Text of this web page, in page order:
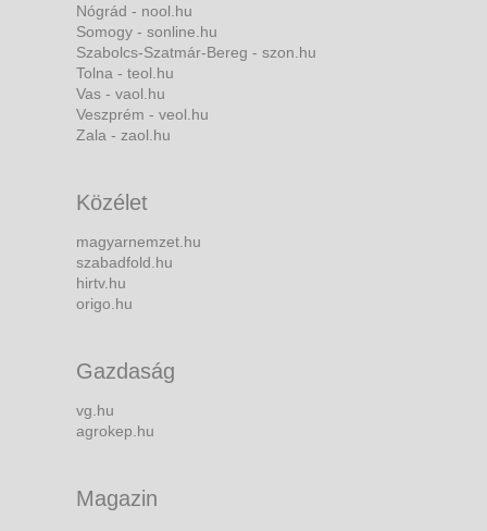
Nógrád - nool.hu
Somogy - sonline.hu
Szabolcs-Szatmár-Bereg - szon.hu
Tolna - teol.hu
Vas - vaol.hu
Veszprém - veol.hu
Zala - zaol.hu
Közélet
magyarnemzet.hu
szabadfold.hu
hirtv.hu
origo.hu
Gazdaság
vg.hu
agrokep.hu
Magazin